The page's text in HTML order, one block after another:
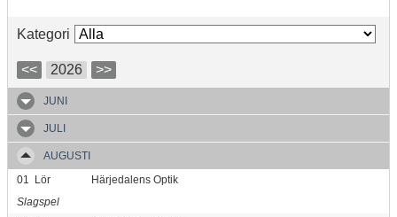
Kategori
<< 2026 >>
JUNI
JULI
AUGUSTI
01
Lör
Härjedalens Optik
Slagspel